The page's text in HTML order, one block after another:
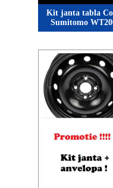
Kit janta tabla
Sumitomo